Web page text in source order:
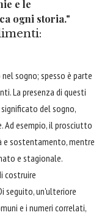
e le
ogni storia."
sogno; spesso è parte
La presenza di questi
del sogno,
Ad esempio, il prosciutto
e sostentamento, mentre
e stagionale.
costruire
seguito, un'ulteriore
e i numeri correlati,